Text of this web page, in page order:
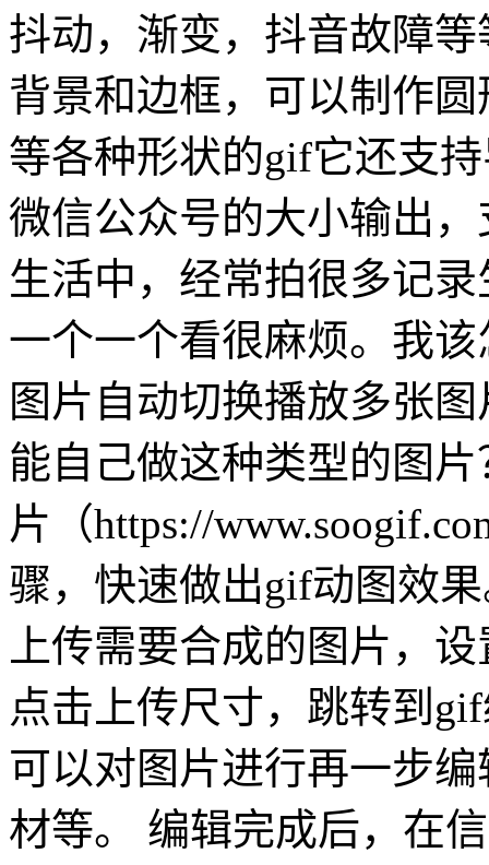
抖动，渐变，抖音故障
背景和边框，可以制作
等各种形状的gif它还支
微信公众号的大小输出
生活中，经常拍很多记
一个一个看很麻烦。我
图片自动切换播放多张
能自己做这种类型的图
片（https://
骤，快速做出gif动图效
上传需要合成的图片，
点击上传尺寸，跳转到
可以对图片进行再一步
材等。 编辑完成后，在